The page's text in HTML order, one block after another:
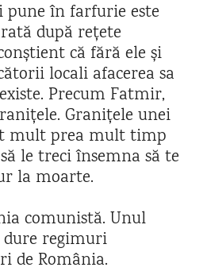
pune în farfurie este
după rețete
că fără ele și
locali afacerea sa
Precum Fatmir,
Granițele unei
mult prea mult timp
le treci însemna să te
la moarte.
comunistă. Unul
regimuri
de România.